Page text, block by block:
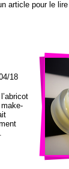
article pour le
18